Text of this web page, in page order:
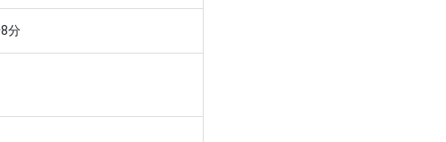
分